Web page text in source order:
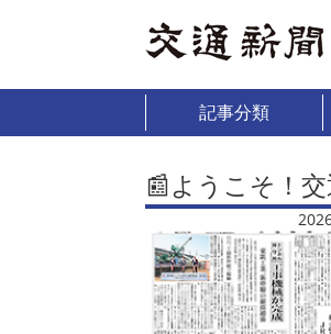
記事分類
📰ようこそ！